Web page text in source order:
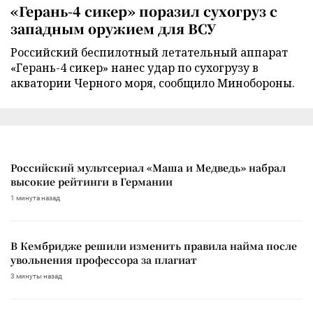
«Герань-4 сикер» поразил сухогруз с
западным оружием для ВСУ
Российский беспилотный летательный аппарат
«Герань-4 сикер» нанес удар по сухогрузу в
акватории Черного моря, сообщило Минобороны.
Российский мультсериал «Маша и Медведь» набрал
высокие рейтинги в Германии
1 минута назад
В Кембридже решили изменить правила найма после
увольнения профессора за плагиат
3 минуты назад